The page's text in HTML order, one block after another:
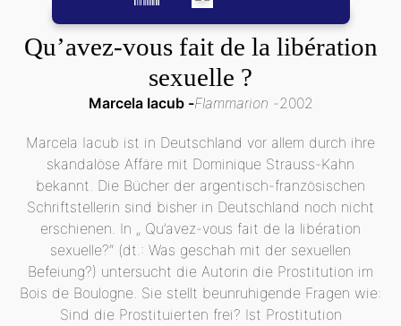
Qu’avez-vous fait de la libération
sexuelle ?
Marcela Iacub Flammarion 2002
Marcela Iacub ist in Deutschland vor allem durch ihre
skandalöse Affäre mit Dominique Strauss-Kahn
bekannt. Die Bücher der argentisch-französischen
Schriftstellerin sind bisher in Deutschland noch nicht
erschienen. In „ Qu’avez-vous fait de la libération
sexuelle?“ (dt.: Was geschah mit der sexuellen
Befeiung?) untersucht die Autorin die Prostitution im
Bois de Boulogne. Sie stellt beunruhigende Fragen wie:
Sind die Prostituierten frei? Ist Prostitution